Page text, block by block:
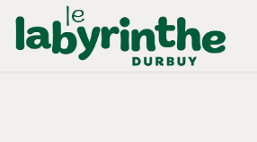
Overslaan naar inhoud